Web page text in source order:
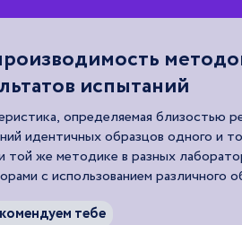
испытаний
определяемая близостью
идентичных образцов одного и
той же методике в разных
с использованием различного
тебе